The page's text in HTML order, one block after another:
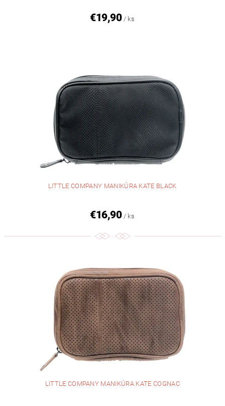
€19,90 / ks
LITTLE COMPANY MANIKÚRA KATE BLACK
€16,90 / ks
LITTLE COMPANY MANIKÚRA KATE COGNAC